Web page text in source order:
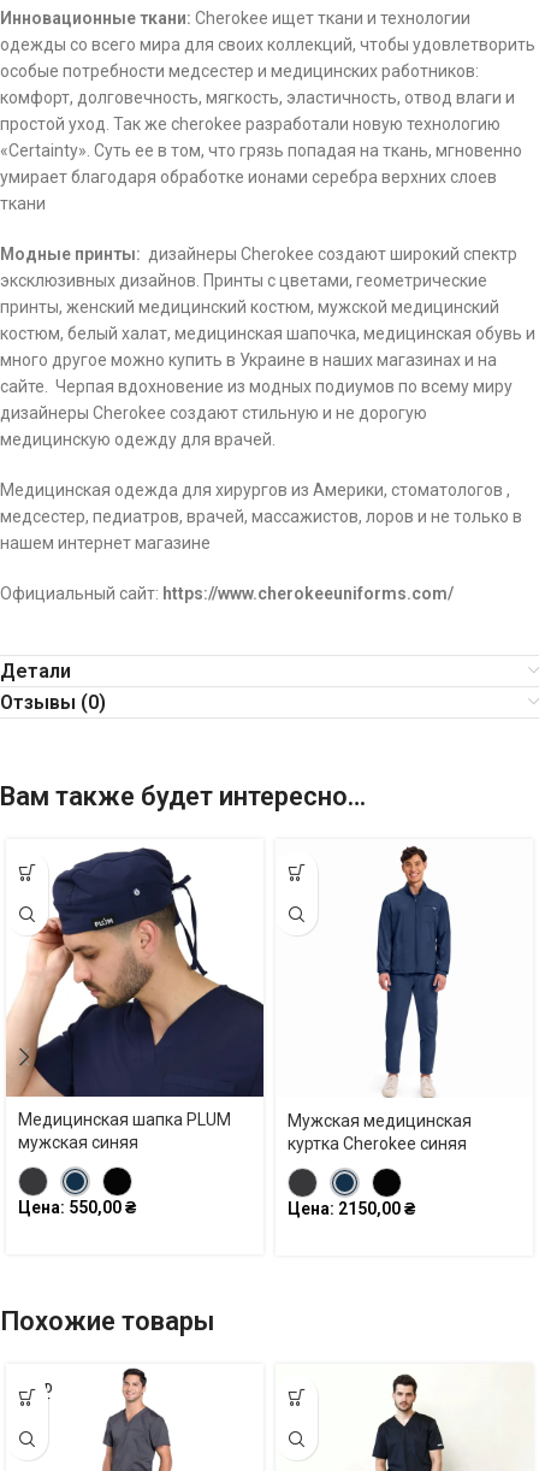
Инновационные ткани: Cherokee ищет ткани и технологии
одежды со всего мира для своих коллекций, чтобы удовлетворить
особые потребности медсестер и медицинских работников:
комфорт, долговечность, мягкость, эластичность, отвод влаги и
простой уход. Так же cherokee разработали новую технологию
«Certainty». Суть ее в том, что грязь попадая на ткань, мгновенно
умирает благодаря обработке ионами серебра верхних слоев
ткани
Модные принты: дизайнеры Cherokee создают широкий спектр
эксклюзивных дизайнов. Принты с цветами, геометрические
принты, женский медицинский костюм, мужской медицинский
костюм, белый халат, медицинская шапочка, медицинская обувь и
много другое можно купить в Украине в наших магазинах и на
сайте. Черпая вдохновение из модных подиумов по всему миру
дизайнеры Cherokee создают стильную и не дорогую
медицинскую одежду для врачей.
Медицинская одежда для хирургов из Америки, стоматологов ,
медсестер, педиатров, врачей, массажистов, лоров и не только в
нашем интернет магазине
Официальный сайт: https://www.cherokeeuniforms.com/
Детали
Отзывы (0)
Вам также будет интересно…
Медицинская шапка PLUM
мужская синяя
Цена: 550,00₴
Мужская медицинская
куртка Cherokee синяя
Цена: 2150,00₴
Похожие товары
SOLD
OUT